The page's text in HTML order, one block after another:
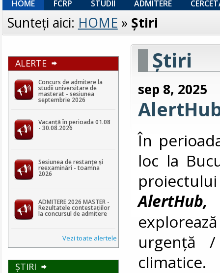
HOME FCRP STUDII ADMITERE
Sunteţi aici: HOME » Ştiri
ALERTE
Concurs de admitere la
studii universitare de
masterat - sesiunea
septembrie 2026
Vacanță în perioada 01.08
- 30.08.2026
Sesiunea de restanțe și
reexaminări - toamna
2026
ADMITERE 2026 MASTER -
Rezultatele contestaţiilor
la concursul de admitere
Vezi toate alertele
ŞTIRI
Ştiri
sep 8, 2025
În
loc la
AlertHub,
urgență
climatice.